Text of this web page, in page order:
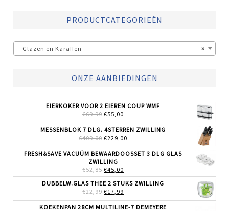
PRODUCTCATEGORIEËN
×
Glazen en Karaffen
ONZE AANBIEDINGEN
EIERKOKER VOOR 2 EIEREN COUP WMF
€69,99 OORSPRONKELIJKE
WAS:
€69,99.
€55,00
IS:
€55,00.
MESSENBLOK 7 DLG. 4STERREN ZWILLING
€409,00 OORSPRONKELIJKE
WAS:
€409,00.
€229,00
IS:
FRESH&SAVE VACUÜM BEWAARDOOSSET 3 DLG GLAS
ZWILLING
€52,85 OORSPRONKELIJKE
PRIJS
WAS:
€52,85.
€45,00
PRIJS
IS:
DUBBELW.GLAS THEE 2 STUKS ZWILLING
€22,99 OORSPRONKELIJKE
WAS:
€17,99
IS:
KOEKENPAN 28CM MULTILINE-7 DEMEYERE